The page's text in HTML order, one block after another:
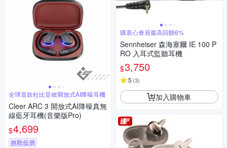
全球首款杜比音效開放式AI降噪耳機
Cleer ARC 3 開放式AI降噪真無
線藍牙耳機(音樂版Pro)
$4,699
挑戰低價
購衷心會員最高回饋6%
Sennheiser 森海塞爾 IE 100 P
RO 入耳式監聽耳機
$3,750
5 (3)
加入購物車